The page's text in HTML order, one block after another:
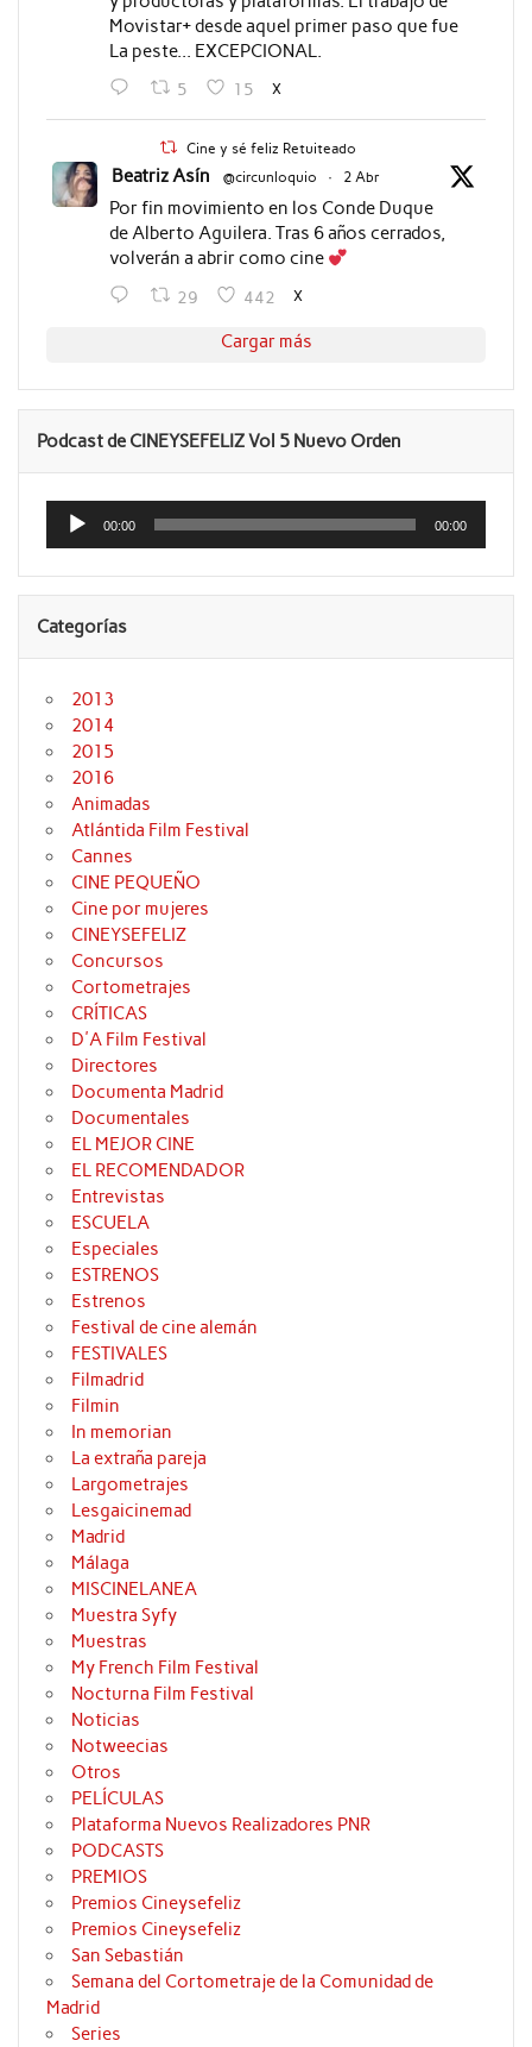
Movistar+ desde aquel primer paso que fue
La peste... EXCEPCIONAL.
5 15 X
Cine y sé feliz Retuiteado
Beatriz Asín @circunloquio · 2 Abr
Por fin movimiento en los Conde Duque
de Alberto Aguilera. Tras 6 años cerrados,
volverán a abrir como cine
29 442 X
Cargar más
Podcast de CINEYSEFELIZ Vol 5 Nuevo Orden
Reproductor
audio
00:00 00:00
Categorías
2013
2014
2015
2016
Animadas
Atlántida Film Festival
Cannes
CINE PEQUEÑO
Cine por mujeres
CINEYSEFELIZ
Concursos
Cortometrajes
CRÍTICAS
D'A Film Festival
Directores
Documenta Madrid
Documentales
EL MEJOR CINE
EL RECOMENDADOR
Entrevistas
ESCUELA
Especiales
ESTRENOS
Estrenos
Festival de cine alemán
FESTIVALES
Filmadrid
Filmin
In memorian
La extraña pareja
Largometrajes
Lesgaicinemad
Madrid
Málaga
MISCINELANEA
Muestra Syfy
Muestras
My French Film Festival
Nocturna Film Festival
Noticias
Notweecias
Otros
PELÍCULAS
Plataforma Nuevos Realizadores PNR
PODCASTS
PREMIOS
Premios Cineysefeliz
Premios Cineysefeliz
San Sebastián
Semana del Cortometraje de la Comunidad de
Madrid
Series